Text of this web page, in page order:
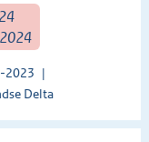
2023
Delta